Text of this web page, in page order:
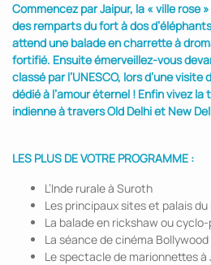
Commencez par Jaipur, la « ville rose
des remparts du fort à dos
attend une balade en charrette à
fortifié. Ensuite émerveillez-vous
classé par l’UNESCO, lors d’une
dédié à l’amour éternel ! Enfin vivez
indienne à travers Old Delhi et New
LES PLUS DE VOTRE PROGRAMME :
L’Inde rurale à Suroth
Les principaux sites et palais du
La balade en rickshaw ou
La séance de cinéma Bollywood
Le spectacle de marionnettes à